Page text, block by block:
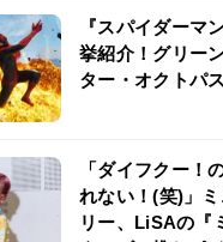
『スパイダーマ
挙紹介！グリー
ター・オクトパ
「ダイフクー！
れない！(笑)」
リー、LiSAの『